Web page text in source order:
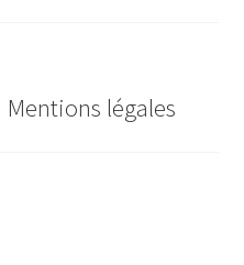
Mentions légales